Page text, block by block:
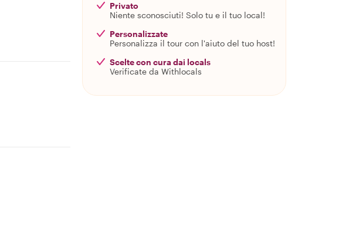
Privato
Niente sconosciuti! Solo tu e il tuo local!
Personalizzate
Personalizza il tour con l'aiuto del tuo host!
Scelte con cura dai locals
Verificate da Withlocals